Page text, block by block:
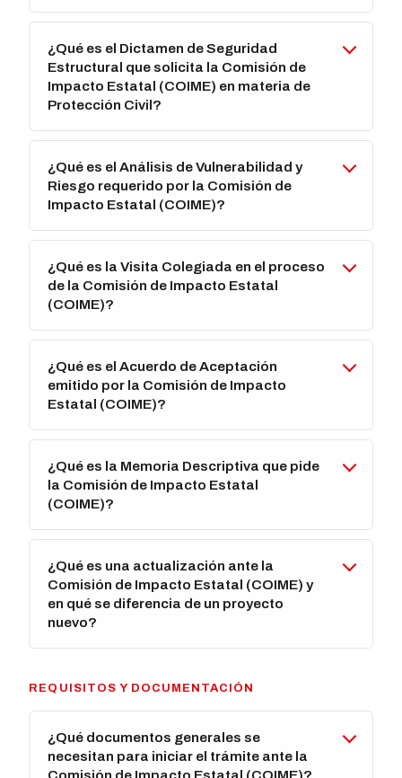
¿Qué es el Dictamen de Seguridad
Estructural que solicita la Comisión de
Impacto Estatal (COIME) en materia de
Protección Civil?
¿Qué es el Análisis de Vulnerabilidad y
Riesgo requerido por la Comisión de
Impacto Estatal (COIME)?
¿Qué es la Visita Colegiada en el proceso
de la Comisión de Impacto Estatal
(COIME)?
¿Qué es el Acuerdo de Aceptación
emitido por la Comisión de Impacto
Estatal (COIME)?
¿Qué es la Memoria Descriptiva que pide
la Comisión de Impacto Estatal
(COIME)?
¿Qué es una actualización ante la
Comisión de Impacto Estatal (COIME) y
en qué se diferencia de un proyecto
nuevo?
REQUISITOS Y DOCUMENTACIÓN
¿Qué documentos generales se
necesitan para iniciar el trámite ante la